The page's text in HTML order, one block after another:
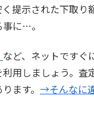
提示された下取り
に…。
など、ネットですぐ
用しましょう。査
ます。 →そんなに